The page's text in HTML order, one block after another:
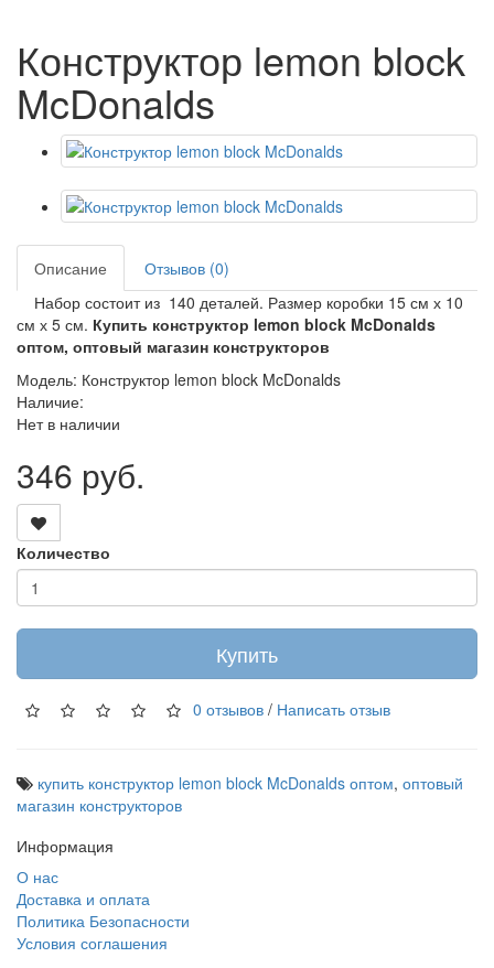
Конструктор lemon block
McDonalds
Описание
Отзывов (0)
Набор состоит из 140 деталей. Размер коробки 15 см х 10
см х 5 см. Купить конструктор lemon block McDonalds
оптом, оптовый магазин конструкторов
Модель: Конструктор lemon block McDonalds
Наличие:
Нет в наличии
346 руб.
Количество
Купить
0 отзывов / Написать отзыв
купить конструктор lemon block McDonalds оптом, оптовый
магазин конструкторов
Информация
О нас
Доставка и оплата
Политика Безопасности
Условия соглашения